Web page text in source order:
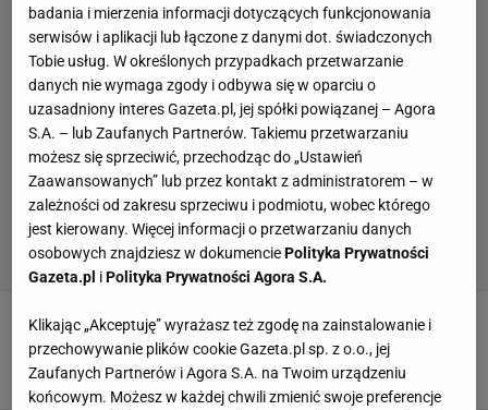
Drzemka kawowa (coffee nap). Czy
rzeczywiście zapewni nam szybką i skuteczną
regenerację?
DRZEMKA ENERGIA FITNESS KAWA
badania i mierzenia informacji dotyczących funkcjonowania
serwisów i aplikacji lub łączone z danymi dot. świadczonych
Tobie usług. W określonych przypadkach przetwarzanie
danych nie wymaga zgody i odbywa się w oparciu o
uzasadniony interes Gazeta.pl, jej spółki powiązanej – Agora
S.A. – lub Zaufanych Partnerów. Takiemu przetwarzaniu
możesz się sprzeciwić, przechodząc do „Ustawień
Zaawansowanych” lub przez kontakt z administratorem – w
zależności od zakresu sprzeciwu i podmiotu, wobec którego
jest kierowany. Więcej informacji o przetwarzaniu danych
osobowych znajdziesz w dokumenciePolityka Prywatności
Gazeta.pl iPolityka Prywatności Agora S.A.
Klikając „Akceptuję” wyrażasz też zgodę na zainstalowanie i
przechowywanie plików cookie Gazeta.pl sp. z o.o., jej
Zaufanych Partnerów i Agora S.A. na Twoim urządzeniu
końcowym. Możesz w każdej chwili zmienić swoje preferencje